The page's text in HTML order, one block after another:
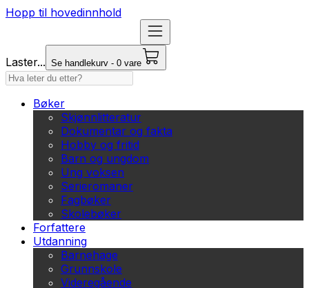
Hopp til hovedinnhold
Laster... Se handlekurv - 0 vare
Bøker
Skjønnlitteratur
Dokumentar og fakta
Hobby og fritid
Barn og ungdom
Ung voksen
Serieromaner
Fagbøker
Skolebøker
Forfattere
Utdanning
Barnehage
Grunnskole
Videregående